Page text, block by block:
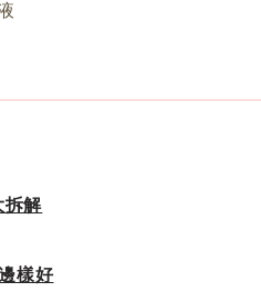
拆解
樣好